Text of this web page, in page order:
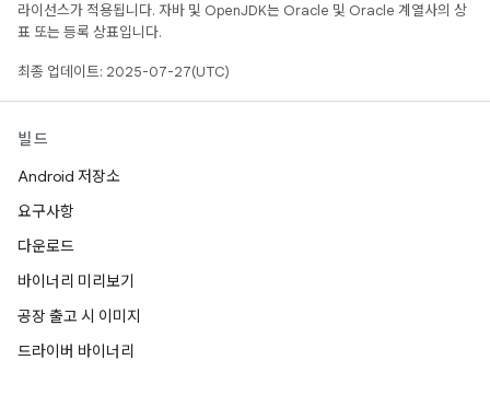
라이선스가 적용됩니다. 자바 및 OpenJDK는 Oracle 및 Oracle 계열사의 상
표 또는 등록 상표입니다.
최종 업데이트: 2025-07-27(UTC)
빌드
Android 저장소
요구사항
다운로드
바이너리 미리보기
공장 출고 시 이미지
드라이버 바이너리